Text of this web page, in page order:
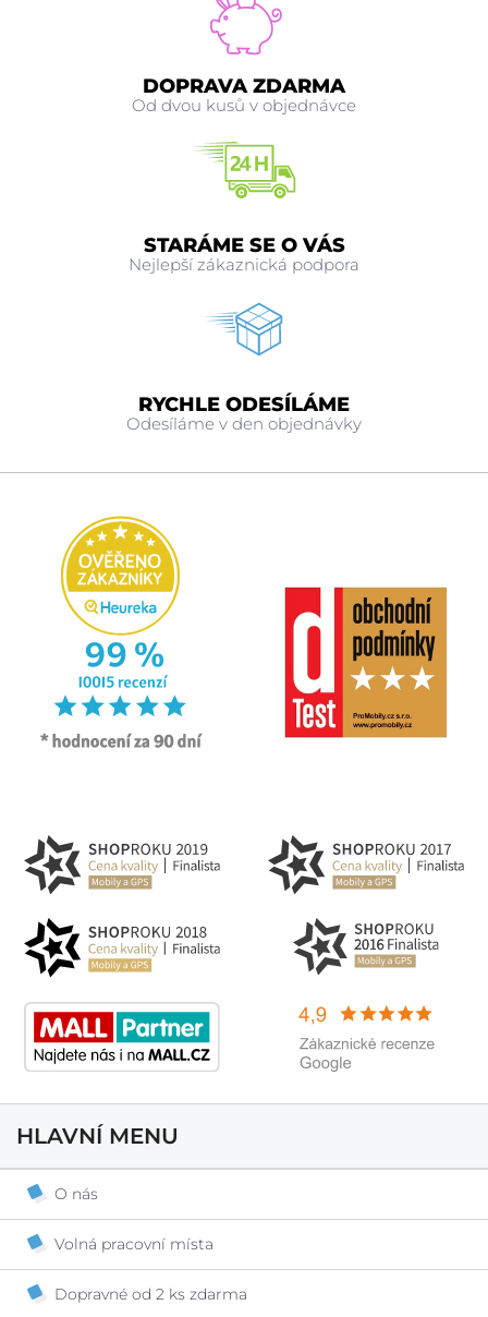
DOPRAVA ZDARMA
Od dvou kusů v objednávce
STARÁME SE O VÁS
Nejlepší zákaznická podpora
RYCHLE ODESÍLÁME
Odesíláme v den objednávky
HLAVNÍ MENU
O nás
Volná pracovní místa
Dopravné od 2 ks zdarma